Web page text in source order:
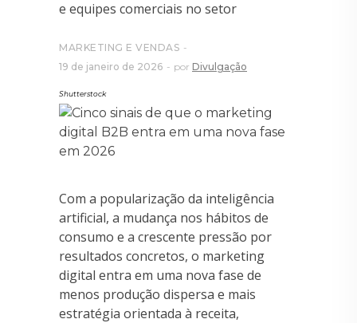
e equipes comerciais no setor
MARKETING E VENDAS
19 de janeiro de 2026
por Divulgação
Shutterstock
Com a popularização da inteligência
artificial, a mudança nos hábitos de
consumo e a crescente pressão por
resultados concretos, o marketing
digital entra em uma nova fase de
menos produção dispersa e mais
estratégia orientada à receita,